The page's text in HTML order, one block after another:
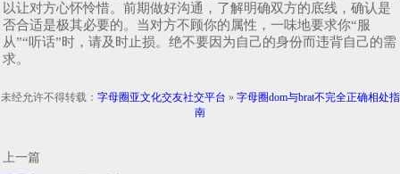
以让对方心怀怜惜。前期做好沟通，了解明确双方的底线，确认是
否合适是极其必要的。当对方不顾你的属性，一味地要求你“服
从”“听话”时，请及时止损。绝不要因为自己的身份而违背自己的需
求。
未经允许不得转载： 字母圈亚文化交友社交平台 » 字母圈dom与brat不完全正确相处指
南
上一篇